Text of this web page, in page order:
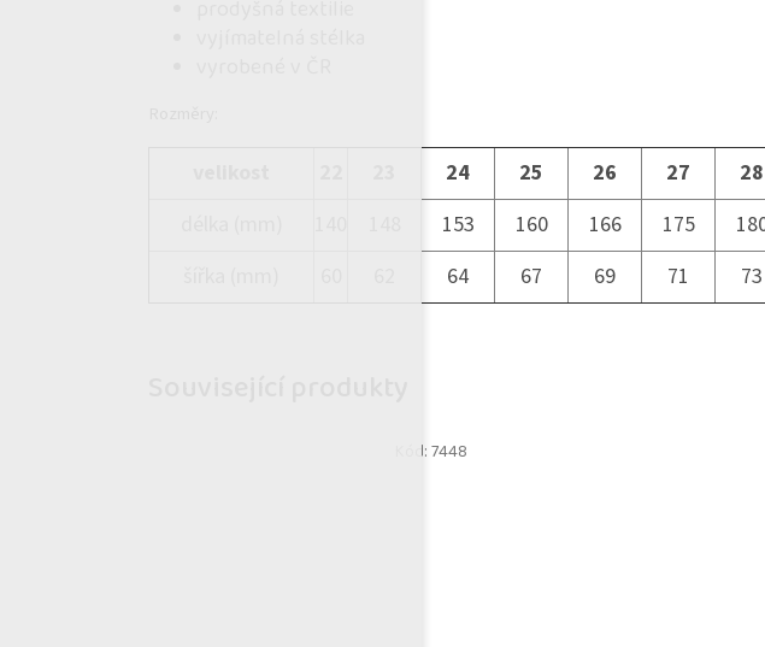
Kód:7448
24 25 26 27 28
153 160 166 175
64 67 69 71 73